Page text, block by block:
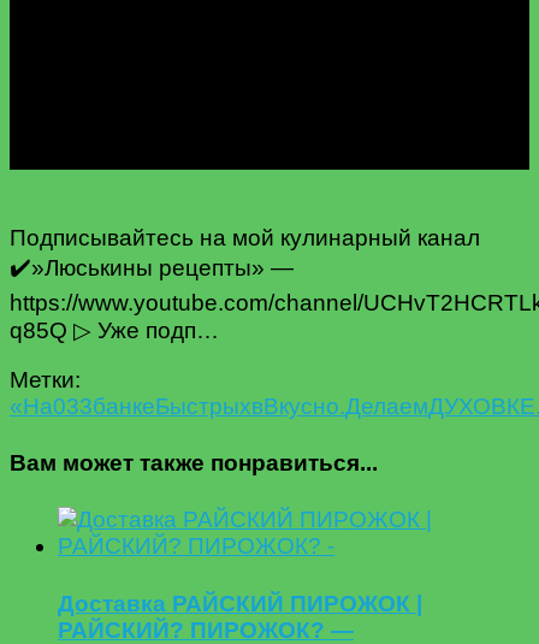
Подписывайтесь на мой кулинарный канал
✔️»Люськины рецепты» —
https://www.youtube.com/channel/
q85Q ▷ Уже подп…
Метки:
«На033банкеБыстрыхвВкусно.Делаем
Вам может также понравиться...
Доставка РАЙСКИЙ ПИРОЖОК |
РАЙСКИЙ? ПИРОЖОК? —